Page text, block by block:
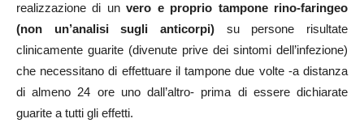
realizzazione di unvero e proprio tampone rino-faringeo
(non un’analisi sugli anticorpi) su persone risultate
clinicamente guarite (divenute prive dei sintomi dell’infezione)
che necessitano di effettuare il tampone due volte -a distanza
di almeno 24 ore uno dall’altro- prima di essere dichiarate
guarite a tutti gli effetti.